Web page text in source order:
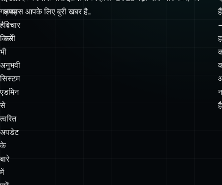
भी
अनुभवी
सिस्टम
एडमिन
त्वरित
अपडेट
के
बारे
पूछें
और
आपको
कड़ी